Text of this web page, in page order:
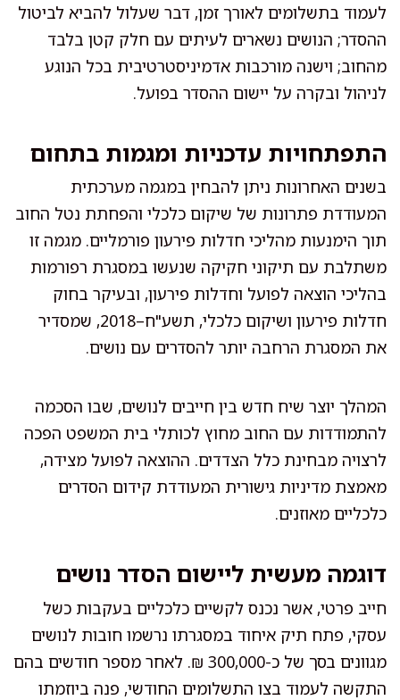
לעמוד בתשלומים לאורך זמן, דבר שעלול להביא לביטול
ההסדר; הנושים נשארים לעיתים עם חלק קטן בלבד
מהחוב; וישנה מורכבות אדמיניסטרטיבית בכל הנוגע
לניהול ובקרה על יישום ההסדר בפועל.
התפתחויות עדכניות ומגמות בתחום
בשנים האחרונות ניתן להבחין במגמה מערכתית
המעודדת פתרונות של שיקום כלכלי והפחתת נטל החוב
תוך הימנעות מהליכי חדלות פירעון פורמליים. מגמה זו
משתלבת עם תיקוני חקיקה שנעשו במסגרת רפורמות
בהליכי הוצאה לפועל וחדלות פירעון, ובעיקר בחוק
חדלות פירעון ושיקום כלכלי, תשע"ח–2018, שמסדיר
את המסגרת הרחבה יותר להסדרים עם נושים.
המהלך יוצר שיח חדש בין חייבים לנושים, שבו הסכמה
להתמודדות עם החוב מחוץ לכותלי בית המשפט הפכה
לרצויה מבחינת כלל הצדדים. ההוצאה לפועל מצידה,
מאמצת מדיניות גישורית המעודדת קידום הסדרים
כלכליים מאוזנים.
דוגמה מעשית ליישום הסדר נושים
חייב פרטי, אשר נכנס לקשיים כלכליים בעקבות כשל
עסקי, פתח תיק איחוד במסגרתו נרשמו חובות לנושים
מגוונים בסך של כ-300,000 ₪. לאחר מספר חודשים בהם
התקשה לעמוד בצו התשלומים החודשי, פנה ביוזמתו